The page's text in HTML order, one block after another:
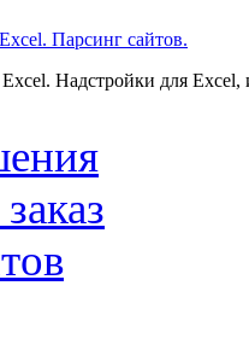
Парсинг сайтов.
Надстройки для Excel,